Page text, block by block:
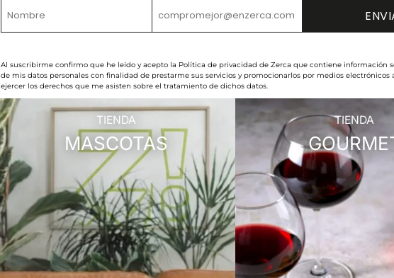
Al suscribirme confirmo que he leído y acepto la Política de privacidad de Zerca que contiene información
de mis datos personales con finalidad de prestarme sus servicios y promocionarlos por medios electrónicos
ejercer los derechos que me asisten sobre el tratamiento de dichos datos.
TIENDA
MASCOTAS
TIENDA